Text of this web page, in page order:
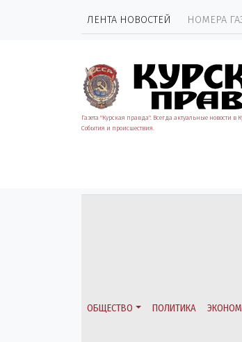
ЛЕНТА НОВОСТЕЙ НОМЕРА
Газета "Курская правда". Всегда актуальные новости в
События и происшествия.
ОБЩЕСТВО ПОЛИТИКА